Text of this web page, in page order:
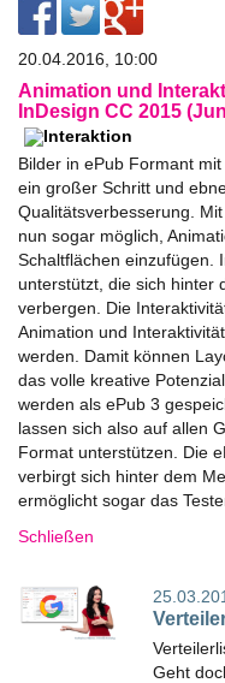
20.04.2016, 10:00
Animation und
InDesign CC 2015
Bilder in ePub Formant
ein großer Schritt und
Qualitätsverbesserung.
nun sogar möglich,
Schaltflächen einzufügen.
unterstützt, die sich hinter
verbergen. Die
Animation und
werden. Damit können
das volle kreative
werden als ePub 3
lassen sich also auf allen
Format unterstützen. Die
verbirgt sich hinter dem
ermöglicht sogar das
Schließen
Geht